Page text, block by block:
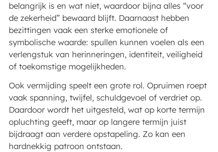
belangrijk is en wat niet, waardoor bijna alles “voor
de zekerheid” bewaard blijft. Daarnaast hebben
bezittingen vaak een sterke emotionele of
symbolische waarde: spullen kunnen voelen als een
verlengstuk van herinneringen, identiteit, veiligheid
of toekomstige mogelijkheden.
Ook vermijding speelt een grote rol. Opruimen roept
vaak spanning, twijfel, schuldgevoel of verdriet op.
Daardoor wordt het uitgesteld, wat op korte termijn
opluchting geeft, maar op langere termijn juist
bijdraagt aan verdere opstapeling. Zo kan een
hardnekkig patroon ontstaan.